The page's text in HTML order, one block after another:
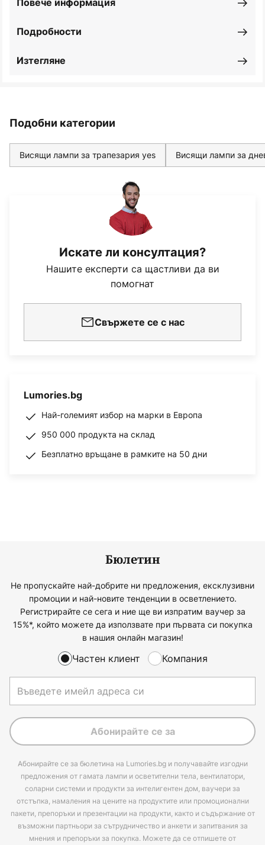
Подробности
Повече информация
Изтегляне
Подобни категории
Висящи лампи за трапезария yes Висящи лампи за
Искате ли консултация?
Нашите експерти са щастливи да ви
помогнат
Свържете се с нас
Lumories.bg
Най-големият избор на марки в Европа
950 000 продукта на склад
Безплатно връщане в рамките на 50 дни
Бюлетин
Не пропускайте най-добрите ни предложения, ексклузивни
промоции и най-новите тенденции в осветлението.
Регистрирайте се сега и ние ще ви изпратим ваучер за
15%*, който можете да използвате при първата си покупка
в нашия онлайн магазин!
Частен клиент Компания
Абонирайте се за
Абонирайте се за бюлетина на Lumories.bg и получавайте изгодни
предложения от гамата лампи и осветителни тела, вентилатори,
соларни системи и продукти за интелигентен дом, ваучери за
отстъпка, намаления на цените на продуктите или промоционални
пакети, препоръки и презентации на продукти, както и съдържание от
възможни партньори за сътрудничество и анкети и запитвания за
мнения и препоръки за покупка. Можете да се отпишете от